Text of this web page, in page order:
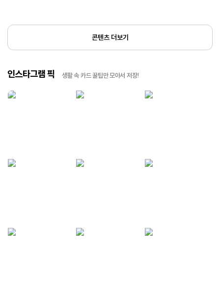
콘텐츠 더보기
인스타그램 픽 생활 속 카드 꿀팁만 모아서 저장!